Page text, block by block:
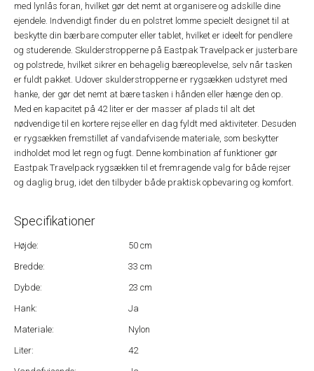
med lynlås foran, hvilket gør det nemt at organisere og adskille dine
ejendele. Indvendigt finder du en polstret lomme specielt designet til at
beskytte din bærbare computer eller tablet, hvilket er ideelt for pendlere
og studerende. Skulderstropperne på Eastpak Travelpack er justerbare
og polstrede, hvilket sikrer en behagelig bæreoplevelse, selv når tasken
er fuldt pakket. Udover skulderstropperne er rygsækken udstyret med
hanke, der gør det nemt at bære tasken i hånden eller hænge den op.
Med en kapacitet på 42 liter er der masser af plads til alt det
nødvendige til en kortere rejse eller en dag fyldt med aktiviteter. Desuden
er rygsækken fremstillet af vandafvisende materiale, som beskytter
indholdet mod let regn og fugt. Denne kombination af funktioner gør
Eastpak Travelpack rygsækken til et fremragende valg for både rejser
og daglig brug, idet den tilbyder både praktisk opbevaring og komfort.
Specifikationer
Højde:
50 cm
Bredde:
33 cm
Dybde:
23 cm
Hank:
Ja
Materiale:
Nylon
Liter:
42